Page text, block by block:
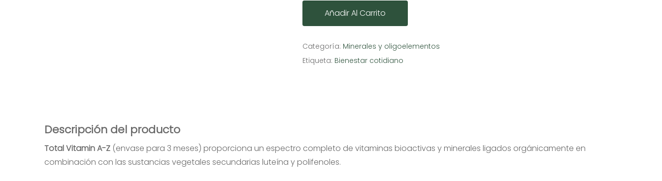
Añadir Al Carrito
Categoría: Minerales y oligoelementos
Etiqueta: Bienestar cotidiano
Descripción del producto
Total Vitamin A-Z (envase para 3 meses) proporciona un espectro completo de vitaminas bioactivas y minerales ligados orgánicamente en
combinación con las sustancias vegetales secundarias luteína y polifenoles.